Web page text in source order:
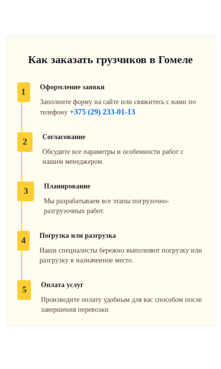
Как заказать грузчиков в Гомеле
1
Оформление заявки
Заполните форму на сайте или свяжитесь с нами по
телефону +375 (29) 233-01-13.
2
Согласование
Обсудите все параметры и особенности работ с
нашим менеджером.
3
Планирование
Мы разрабатываем все этапы погрузочно-
разгрузочных работ.
4
Погрузка или разгрузка
Наши специалисты бережно выполняют погрузку или
разгрузку в назначенное место.
5
Оплата услуг
Произведите оплату удобным для вас способом после
завершения перевозки.